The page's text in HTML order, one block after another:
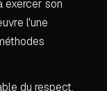
exercer son
l'une
du respect,